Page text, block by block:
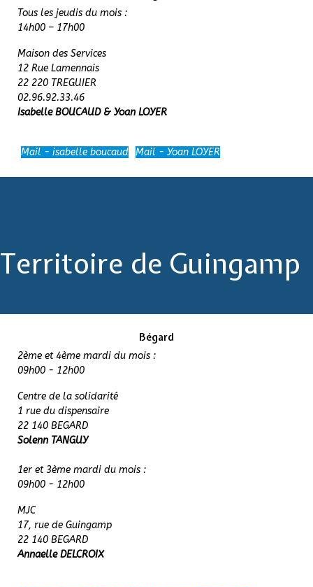
Tous les jeudis du mois :
14h00 – 17h00
Maison des Services
12 Rue Lamennais
22 220 TREGUIER
02.96.92.33.46
Isabelle BOUCAUD & Yoan LOYER
Mail - isabelle boucaud Mail - Yoan LOYER
Territoire de Guingamp
Bégard
2ème et 4ème mardi du mois :
09h00 - 12h00
Centre de la solidarité
1 rue du dispensaire
22 140 BEGARD
Solenn TANGUY
1er et 3ème mardi du mois :
09h00 - 12h00
MJC
17, rue de Guingamp
22 140 BEGARD
Annaelle DELCROIX